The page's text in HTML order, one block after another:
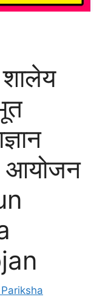
शालेय
आयोजन